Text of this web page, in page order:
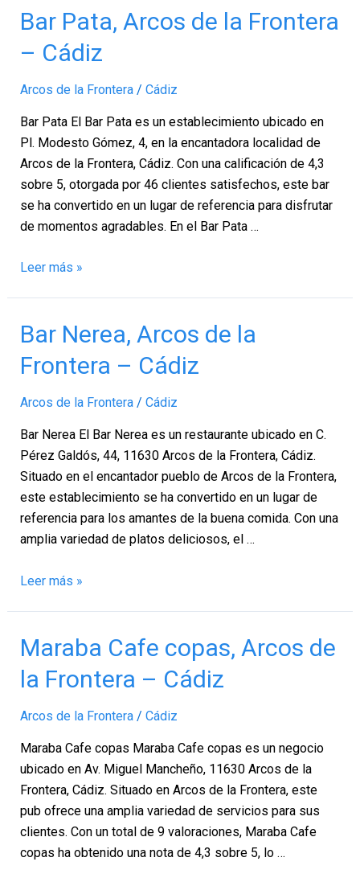
Bar Pata, Arcos de la Frontera
– Cádiz
Arcos de la Frontera/ Cádiz
Bar Pata El Bar Pata es un establecimiento ubicado en
Pl. Modesto Gómez, 4, en la encantadora localidad de
Arcos de la Frontera, Cádiz. Con una calificación de 4,3
sobre 5, otorgada por 46 clientes satisfechos, este bar
se ha convertido en un lugar de referencia para disfrutar
de momentos agradables. En el Bar Pata …
Bar
Pata,
Arcos
la
Frontera
–
Cádiz
Leer más »
Bar Nerea, Arcos de la
Frontera – Cádiz
Arcos de la Frontera/ Cádiz
Bar Nerea El Bar Nerea es un restaurante ubicado en C.
Pérez Galdós, 44, 11630 Arcos de la Frontera, Cádiz.
Situado en el encantador pueblo de Arcos de la Frontera,
este establecimiento se ha convertido en un lugar de
referencia para los amantes de la buena comida. Con una
amplia variedad de platos deliciosos, el …
Bar
Arcos
la
Frontera
–
Cádiz
Leer más »
Maraba Cafe copas, Arcos de
la Frontera – Cádiz
Arcos de la Frontera/ Cádiz
Maraba Cafe copas Maraba Cafe copas es un negocio
ubicado en Av. Miguel Mancheño, 11630 Arcos de la
Frontera, Cádiz. Situado en Arcos de la Frontera, este
pub ofrece una amplia variedad de servicios para sus
clientes. Con un total de 9 valoraciones, Maraba Cafe
copas ha obtenido una nota de 4,3 sobre 5, lo …
Maraba
Cafe
copas,
de
la
Frontera
–
Cádiz